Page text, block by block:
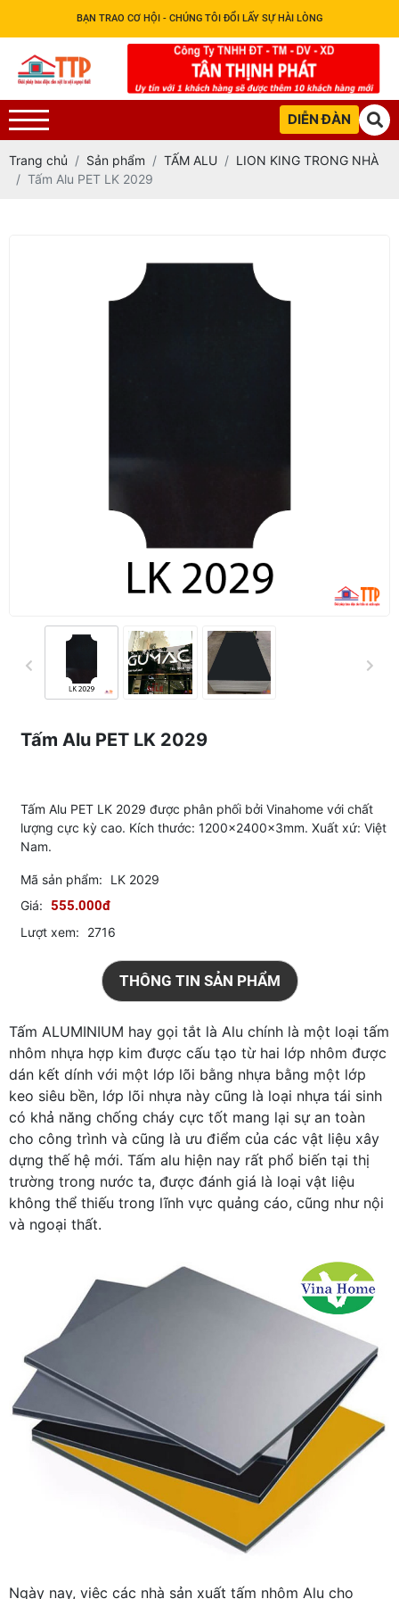
BẠN TRAO CƠ HỘI - CHÚNG TÔI ĐỔI LẤY SỰ HÀI LÒNG
DIỄN ĐÀN
Trang chủ Sản phẩm TẤM ALU
LION KING TRONG NHÀ
Tấm Alu PET LK 2029
Tấm Alu PET LK 2029
Tấm Alu PET LK 2029 được phân phối bởi Vinahome với chất
lượng cực kỳ cao. Kích thước: 1200x2400x3mm. Xuất xứ: Việt
Nam.
Mã sản phẩm:
LK 2029
Giá: 555.000đ
Lượt xem: 2716
THÔNG TIN SẢN PHẨM
Tấm ALUMINIUM hay gọi tắt là Alu chính là một loại tấm
nhôm nhựa hợp kim được cấu tạo từ hai lớp nhôm được
dán kết dính với một lớp lõi bằng nhựa bằng một lớp
keo siêu bền, lớp lõi nhựa này cũng là loại nhựa tái sinh
có khả năng chống cháy cực tốt mang lại sự an toàn
cho công trình và cũng là ưu điểm của các vật liệu xây
dựng thế hệ mới. Tấm alu hiện nay rất phổ biến tại thị
trường trong nước ta, được đánh giá là loại vật liệu
không thể thiếu trong lĩnh vực quảng cáo, cũng như nội
và ngoại thất.
Ngày nay, việc các nhà sản xuất tấm nhôm Alu cho